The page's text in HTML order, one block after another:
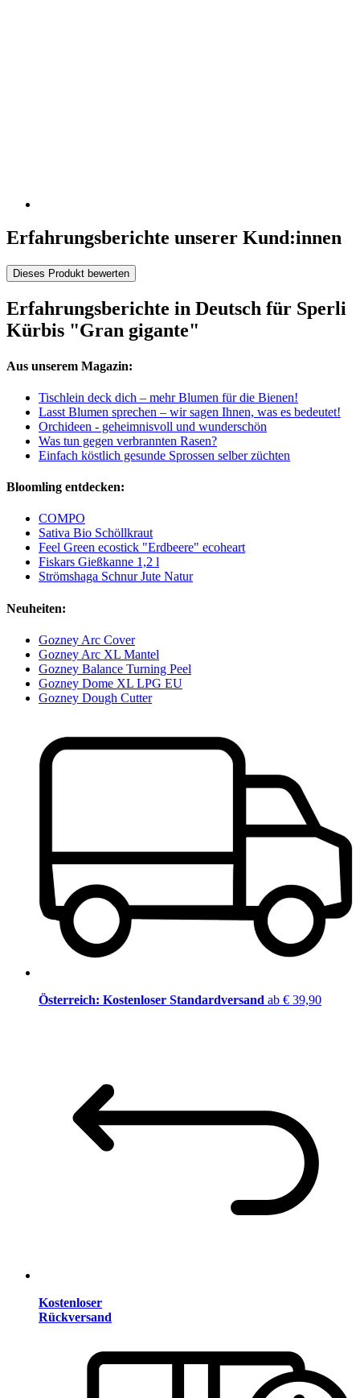
Erfahrungsberichte unserer Kund:innen
Dieses Produkt bewerten
Erfahrungsberichte in Deutsch für Sperli
Kürbis "Gran gigante"
Aus unserem Magazin:
Tischlein deck dich – mehr Blumen für die Bienen!
Lasst Blumen sprechen – wir sagen Ihnen, was es bedeutet!
Orchideen - geheimnisvoll und wunderschön
Was tun gegen verbrannten Rasen?
Einfach köstlich gesunde Sprossen selber züchten
Bloomling entdecken:
COMPO
Sativa Bio Schöllkraut
Feel Green ecostick "Erdbeere" ecoheart
Fiskars Gießkanne 1,2 l
Strömshaga Schnur Jute Natur
Neuheiten:
Gozney Arc Cover
Gozney Arc XL Mantel
Gozney Balance Turning Peel
Gozney Dome XL LPG EU
Gozney Dough Cutter
Österreich: Kostenloser Standardversand ab € 39,90
Kostenloser
Rückversand